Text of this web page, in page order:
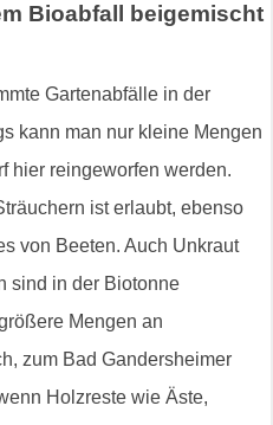
Bioabfall beigemischt
Gartenabfälle in der
kann man nur kleine Mengen
hier reingeworfen werden.
ist erlaubt, ebenso
von Beeten. Auch Unkraut
sind in der Biotonne
Mengen an
zum Bad Gandersheimer
Holzreste wie Äste,